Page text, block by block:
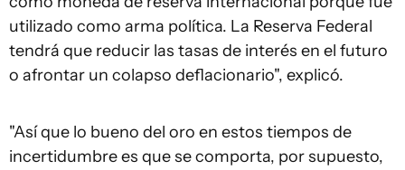
utilizado como arma política. La Reserva Federal
tendrá que reducir las tasas de interés en el futuro
o afrontar un colapso deflacionario", explicó.
"Así que lo bueno del oro en estos tiempos de
incertidumbre es que se comporta, por supuesto,